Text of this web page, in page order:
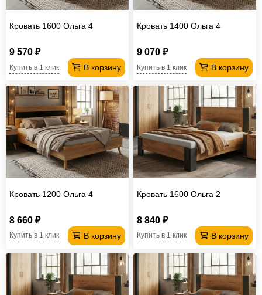
Кровать 1600 Ольга 4
9 570 ₽
В корзину
Купить в 1 клик
Кровать 1400 Ольга 4
9 070 ₽
В корзину
Купить в 1 клик
Кровать 1200 Ольга 4
8 660 ₽
В корзину
Купить в 1 клик
Кровать 1600 Ольга 2
8 840 ₽
В корзину
Купить в 1 клик